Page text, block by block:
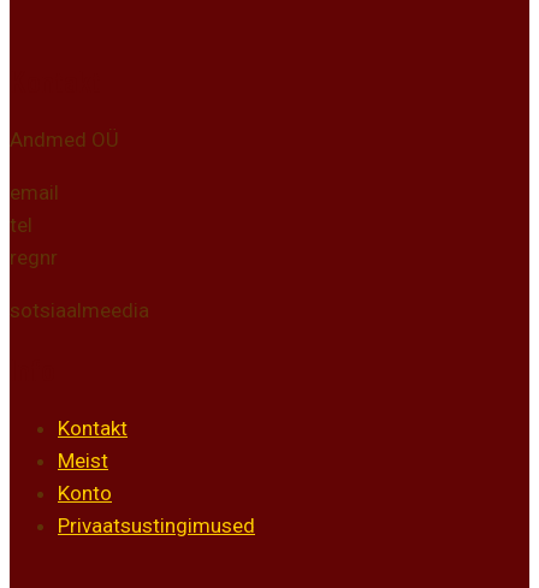
Andmed OÜ
email
tel
regnr
sotsiaalmeedia
Kontakt
Meist
Konto
Privaatsustingimused